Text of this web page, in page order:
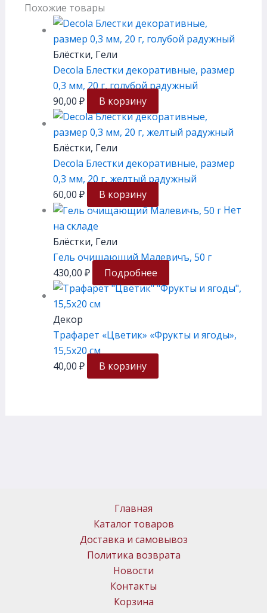
Похожие товары
Блёстки, Гели
Decola Блестки декоративные, размер
0,3 мм, 20 г, голубой радужный
90,00 ₽ В корзину
Блёстки, Гели
Decola Блестки декоративные, размер
0,3 мм, 20 г, желтый радужный
60,00 ₽
В корзину
Нет
на складе
Блёстки, Гели
Гель очищающий Малевичъ, 50 г
430,00 ₽ Подробнее
Декор
Трафарет «Цветик» «Фрукты и ягоды»,
15,5х20 см
40,00 ₽ В корзину
Главная
Каталог товаров
Доставка и самовывоз
Политика возврата
Новости
Контакты
Корзина